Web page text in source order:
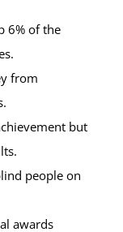
6% of the
from
but
people on
awards